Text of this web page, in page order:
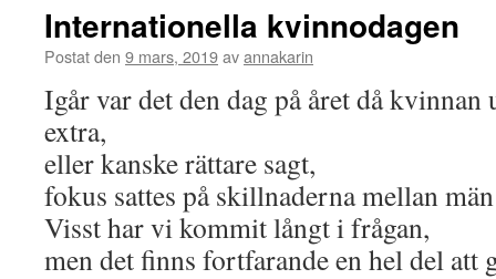
Internationella kvinnodagen
Postat den 9 mars, 2019avannakarin
Igår var det den dag på året då kvinnan
extra,
eller kanske rättare sagt,
fokus sattes på skillnaderna mellan
Visst har vi kommit långt i frågan,
men det finns fortfarande en hel del att